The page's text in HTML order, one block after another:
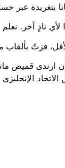
بتغريدة عبر
لأي نادٍ آخر.
فزتُ
الاتحاد